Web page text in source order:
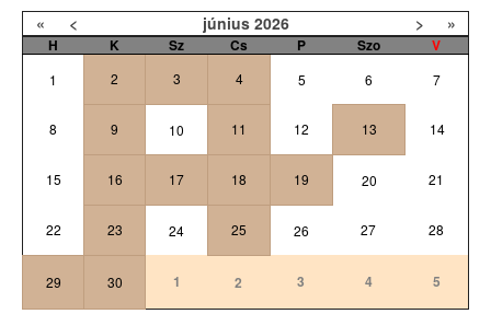
« < június 2026 > »
H K Sz Cs P Szo V
1 2 3 4 5 6 7
8 9 10 11 12 13 14
15 16 17 18 19 20 21
22 23 24 25 26 27 28
29 30 1 2 3 4 5